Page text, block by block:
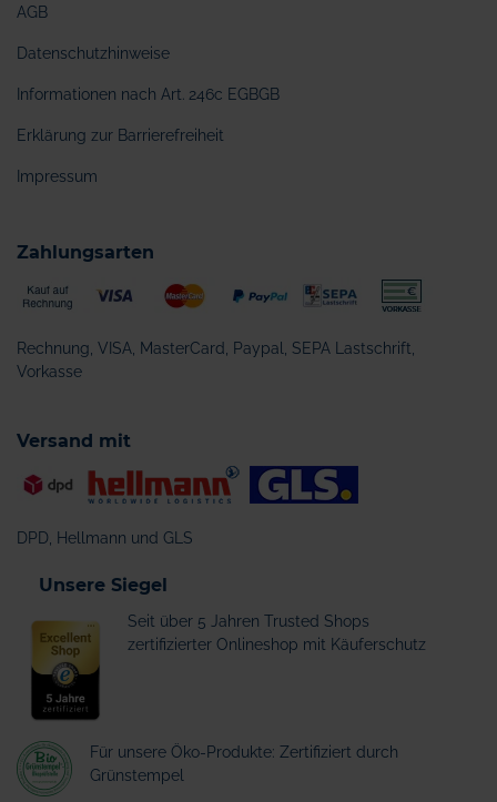
AGB
Datenschutzhinweise
Informationen nach Art. 246c EGBGB
Erklärung zur Barrierefreiheit
Impressum
Zahlungsarten
Rechnung, VISA, MasterCard, Paypal, SEPA Lastschrift,
Vorkasse
Versand mit
DPD, Hellmann und GLS
Unsere Siegel
Seit über 5 Jahren Trusted Shops
zertifizierter Onlineshop mit Käuferschutz
Für unsere Öko-Produkte: Zertifiziert durch
Grünstempel